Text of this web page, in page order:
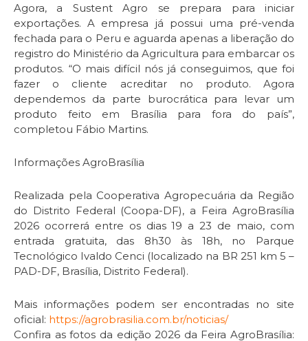
Agora, a Sustent Agro se prepara para iniciar
exportações. A empresa já possui uma pré-venda
fechada para o Peru e aguarda apenas a liberação do
registro do Ministério da Agricultura para embarcar os
produtos. “O mais difícil nós já conseguimos, que foi
fazer o cliente acreditar no produto. Agora
dependemos da parte burocrática para levar um
produto feito em Brasília para fora do país”,
completou Fábio Martins.
Informações AgroBrasília
Realizada pela Cooperativa Agropecuária da Região
do Distrito Federal (Coopa-DF), a Feira AgroBrasília
2026 ocorrerá entre os dias 19 a 23 de maio, com
entrada gratuita, das 8h30 às 18h, no Parque
Tecnológico Ivaldo Cenci (localizado na BR 251 km 5 –
PAD-DF, Brasília, Distrito Federal).
Mais informações podem ser encontradas no site
oficial: https://agrobrasilia.com.br/noticias/
Confira as fotos da edição 2026 da Feira AgroBrasília: